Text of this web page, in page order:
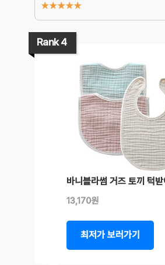
★★★★★
Rank 4
바니블라썸 거즈 토끼 턱
13,170원
최저가 보러가기